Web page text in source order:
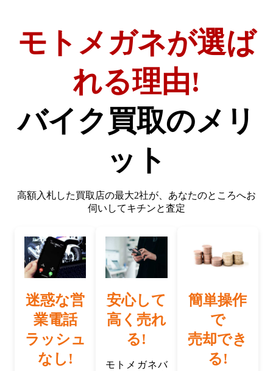
モトメガネが選ば
れる理由!
バイク買取のメリ
ット
高額入札した買取店の最大2社が、 あなたのところへお
伺いしてキチンと査定
迷惑な営
業電話
ラッシュ
なし!
安心して
高く売れ
る!
モトメガネバ
簡単操作
で
売却でき
る!